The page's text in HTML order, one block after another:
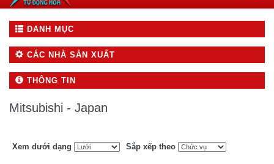
DANH MỤC
CÁC NHÀ SẢN XUẤT
THÔNG TIN
Mitsubishi - Japan
Xem dưới dạng Sắp xếp theo